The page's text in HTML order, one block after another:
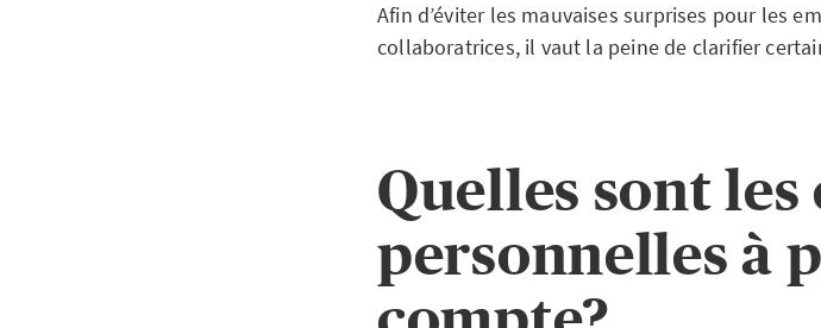
Afin d’éviter les mauvaises surprises pour les
collaboratrices, il vaut la peine de clarifier
Quelles sont
personnelles à